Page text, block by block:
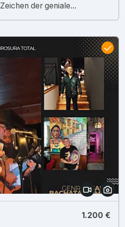
der geniale...
1.200 €